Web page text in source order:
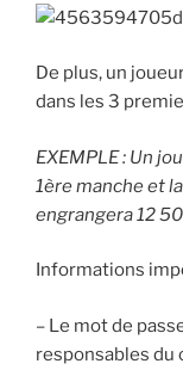
De plus, un
dans les 3
EXEMPLE : Un
1ère manche et
engrangera 12
Informations
– Le mot de
responsables du